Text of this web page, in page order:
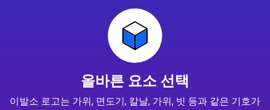
올바른 요소 선택
이발소 로고는 가위, 면도기, 칼날, 가위, 빗 등과 같은 기호가